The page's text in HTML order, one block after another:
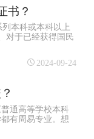
书？
本科或本科以上
对于已经获得国民
2024-09-24
通高等学校本科
有周易专业。想